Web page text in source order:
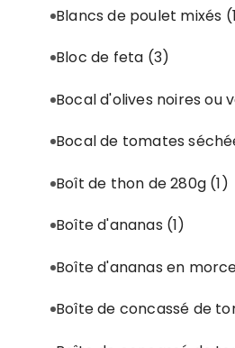
Blancs de poulet mixés
Bloc de feta (3)
Bocal d'olives noires ou
Bocal de tomates
Boît de thon de 280g (1)
Boîte d'ananas (1)
Boîte d'ananas en
Boîte de concassé de